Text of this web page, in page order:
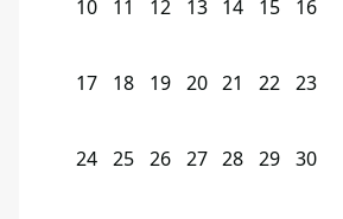
10 11 12 13 14 15 16
17 18 19 20 21 22 23
24 25 26 27 28 29 30